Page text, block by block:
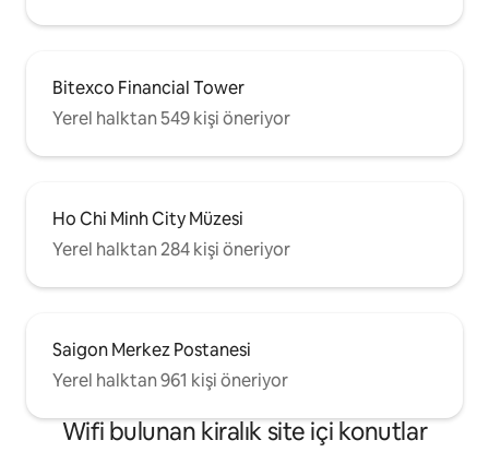
Bitexco Financial Tower
Yerel halktan 549 kişi öneriyor
Ho Chi Minh City Müzesi
Yerel halktan 284 kişi öneriyor
Saigon Merkez Postanesi
Yerel halktan 961 kişi öneriyor
Wifi bulunan kiralık site içi konutlar